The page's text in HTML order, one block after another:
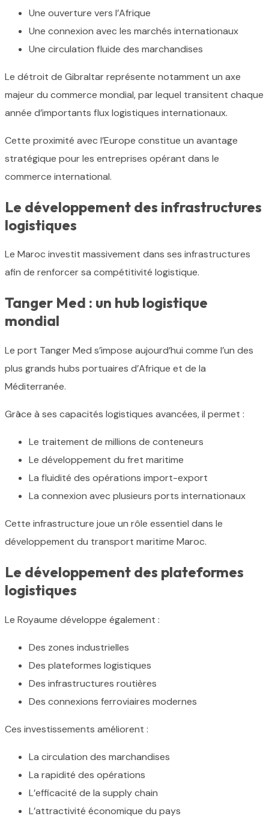
Une ouverture vers l’Afrique
Une connexion avec les marchés internationaux
Une circulation fluide des marchandises
Le détroit de Gibraltar représente notamment un axe
majeur du commerce mondial, par lequel transitent chaque
année d’importants flux logistiques internationaux.
Cette proximité avec l’Europe constitue un avantage
stratégique pour les entreprises opérant dans le
commerce international.
Le développement des infrastructures
logistiques
Le Maroc investit massivement dans ses infrastructures
afin de renforcer sa compétitivité logistique.
Tanger Med : un hub logistique
mondial
Le port Tanger Med s’impose aujourd’hui comme l’un des
plus grands hubs portuaires d’Afrique et de la
Méditerranée.
Grâce à ses capacités logistiques avancées, il permet :
Le traitement de millions de conteneurs
Le développement du fret maritime
La fluidité des opérations import-export
La connexion avec plusieurs ports internationaux
Cette infrastructure joue un rôle essentiel dans le
développement du transport maritime Maroc.
Le développement des plateformes
logistiques
Le Royaume développe également :
Des zones industrielles
Des plateformes logistiques
Des infrastructures routières
Des connexions ferroviaires modernes
Ces investissements améliorent :
La circulation des marchandises
La rapidité des opérations
L’efficacité de la supply chain
L’attractivité économique du pays